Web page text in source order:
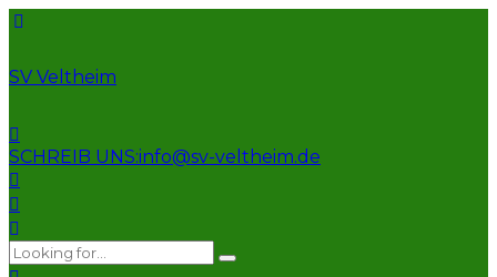
SV Veltheim
SCHREIB UNS:info@sv-veltheim.de